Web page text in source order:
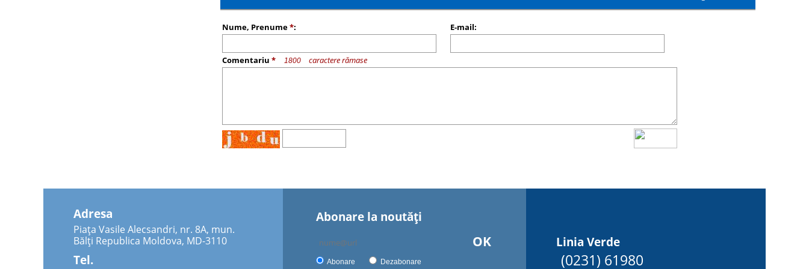
Nume, Prenume*: E-mail:
Comentariu * caractere rămase
Adresa
Piața Vasile Alecsandri, nr. 8A, mun.
Bălți Republica Moldova, MD-3110
Tel.
Abonare la noutăţi
OK
Abonare Dezabonare
Linia Verde
(0231) 61980